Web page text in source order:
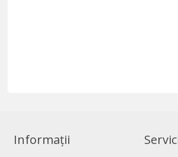
Informații